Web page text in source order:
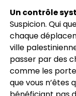
Un contrôle
Suspicion. Qui
chaque
ville
passer par des
comme les
que vous n’êtes